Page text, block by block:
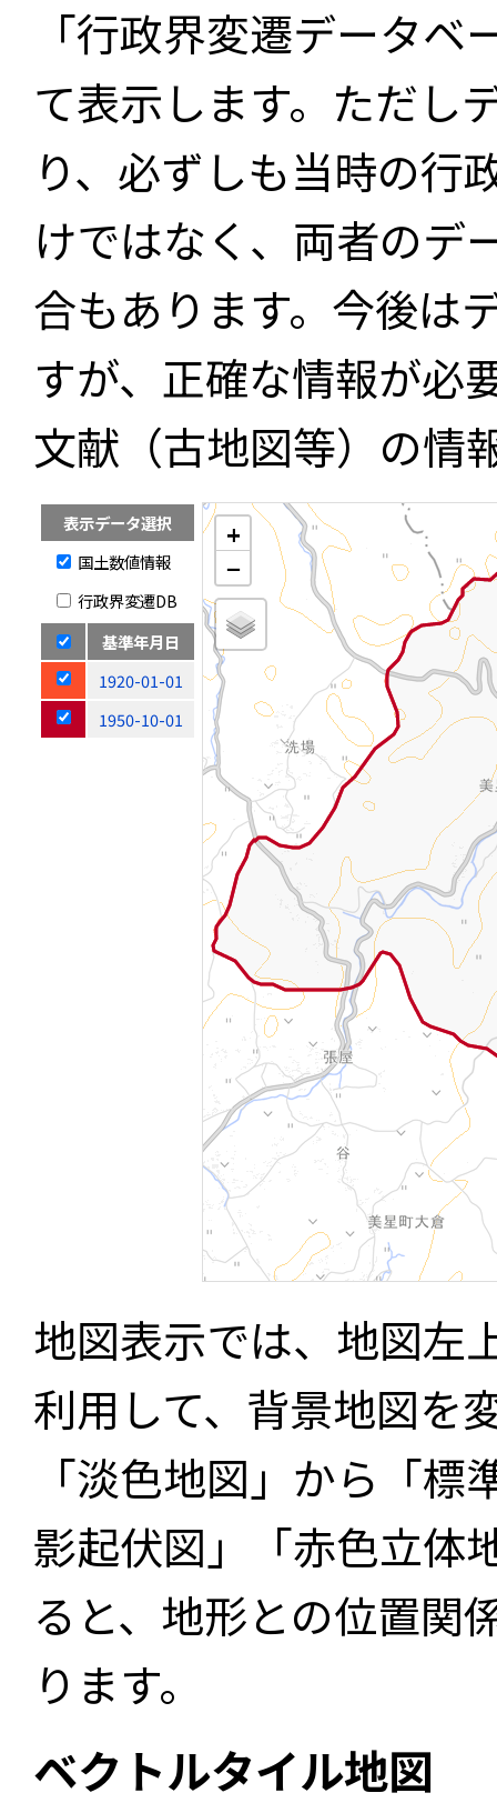
「行政界変遷データ
て表示します。ただし
り、必ずしも当時の行
けではなく、両者のデ
合もあります。今後は
すが、正確な情報が必
文献（古地図等）の情
表示データ選択
国土数値情報
行政界変遷DB
基準年月日
1920-01-01
1950-10-01
+
−
地図表示では、地図左
利用して、背景地図を
「淡色地図」から「
影起伏図」「赤色立体
ると、地形との位置関
ります。
ベクトルタイル地図